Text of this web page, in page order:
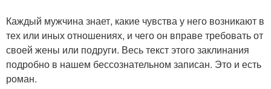
Каждый мужчина знает, какие чувства у него возникают в
тех или иных отношениях, и чего он вправе требовать от
своей жены или подруги. Весь текст этого заклинания
подробно в нашем бессознательном записан. Это и есть
роман.